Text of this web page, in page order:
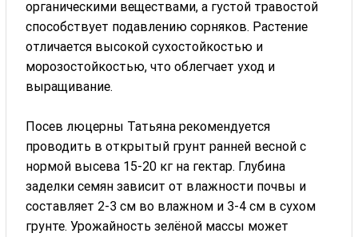
органическими веществами, а густой травостой
способствует подавлению сорняков. Растение
отличается высокой сухостойкостью и
морозостойкостью, что облегчает уход и
выращивание.
Посев люцерны Татьяна рекомендуется
проводить в открытый грунт ранней весной с
нормой высева 15-20 кг на гектар. Глубина
заделки семян зависит от влажности почвы и
составляет 2-3 см во влажном и 3-4 см в сухом
грунте. Урожайность зелёной массы может